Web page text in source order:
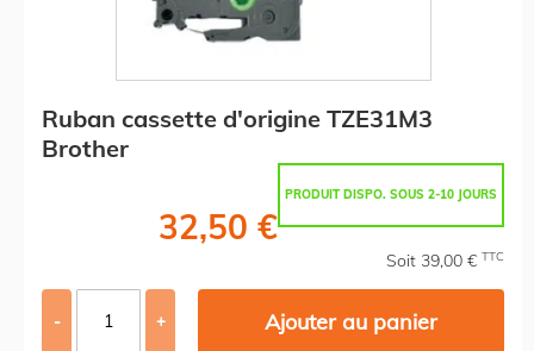
Ruban cassette d'origine TZE31M3
Brother
PRODUIT DISPO. SOUS 2-10 JOURS
32,50 €
Soit 39,00 € TTC
- + Ajouter au panier